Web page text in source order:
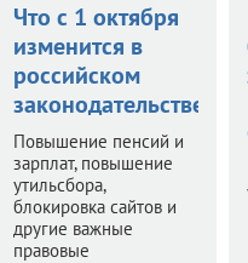
Что с 1 октября
изменится в
российском
законодательстве
Повышение пенсий и
зарплат, повышение
утильсбора,
блокировка сайтов и
другие важные
правовые